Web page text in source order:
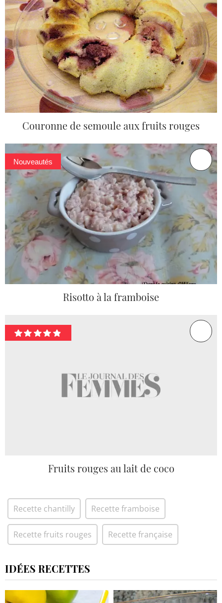
Couronne de semoule aux fruits rouges
Nouveautés
Risotto à la framboise
Fruits rouges au lait de coco
Recette chantilly Recette framboise
Recette fruits rouges Recette française
IDÉES RECETTES